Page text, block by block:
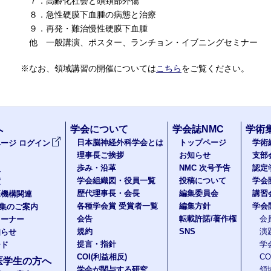
８．急性硬膜下血腫の病態と治療
９．再発・難治慢性硬膜下血腫
他 一般講演、ポスター、ランチョン・イブニングセミナー
※なお、領域講習の開催についてはこちらをご覧ください。
ジ ログイン
構関連
のご案内
ナー
せ
学生の方へ
学会について
日本脳神経外科学会とは
理事長ご挨拶
歩み・沿革
学会組織図・役員一覧
歴代理事長・会長
各種学会賞 受賞者一覧
会告
規約
提言・指針
COI(利益相反)
学会誌NMC
トップページ
お知らせ
NMC 次号予告
投稿について
編集委員会
編集方針
転載許諾/著作権
SNS
学術
学術
支部
認定
学会
講習
学会
会
演
学